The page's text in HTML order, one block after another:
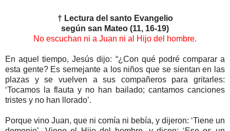
† Lectura del santo Evangelio
según san Mateo (11, 16-19)
No escuchan ni a Juan ni al Hijo del hombre.
En aquel tiempo, Jesús dijo: “¿Con qué podré comparar a
esta gente? Es semejante a los niños que se sientan en las
plazas y se vuelven a sus compañeros para gritarles:
‘Tocamos la flauta y no han bailado; cantamos canciones
tristes y no han llorado’.
Porque vino Juan, que ni comía ni bebía, y dijeron: ‘Tiene un